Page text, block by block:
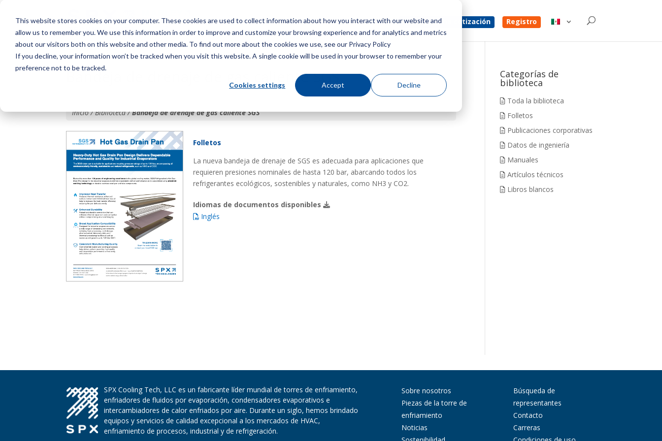
This website stores cookies on your computer. These cookies are used to collect information about how you interact with our website and
allow us to remember you. We use this information in order to improve and customize your browsing experience and for analytics and metrics
about our visitors both on this website and other media. To find out more about the cookies we use, see our Privacy Policy
If you decline, your information won’t be tracked when you visit this website. A single cookie will be used in your browser to remember your
preference not to be tracked.
Cookies settings Accept Decline
Menú Consigue una cotización Registro
Bandeja de drenaje de gas caliente SGS
Inicio / Biblioteca /Bandeja de drenaje de gas caliente SGS
Folletos
La nueva bandeja de drenaje de SGS es adecuada para aplicaciones que
requieren presiones nominales de hasta 120 bar, abarcando todos los
refrigerantes ecológicos, sostenibles y naturales, como NH3 y CO2.
Idiomas de documentos disponibles
Inglés
Categorías de
biblioteca
Toda la biblioteca
Folletos
Publicaciones corporativas
Datos de ingeniería
Manuales
Artículos técnicos
Libros blancos
SPX Cooling Tech, LLC es un fabricante líder mundial de torres de enfriamiento,
enfriadores de fluidos por evaporación, condensadores evaporativos e
intercambiadores de calor enfriados por aire. Durante un siglo, hemos brindado
equipos y servicios de calidad excepcional a los mercados de HVAC,
enfriamiento de procesos, industrial y de refrigeración.
Sobre nosotros
Piezas de la torre de
enfriamiento
Noticias
Búsqueda de
representantes
Contacto
Carreras